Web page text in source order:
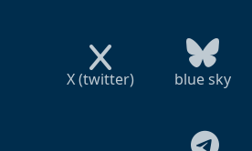
X (twitter) blue sky